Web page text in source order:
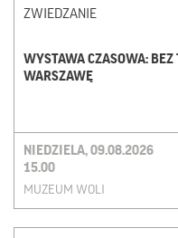
ZWIEDZANIE
WYSTAWA CZASOWA:
WARSZAWĘ
NIEDZIELA, 09.08.2026
15.00
MUZEUM WOLI